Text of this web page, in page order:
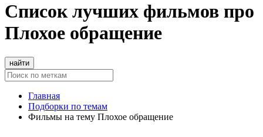
Список лучших фильмов про
Плохое обращение
найти
Главная
Подборки по темам
Фильмы на тему Плохое обращение